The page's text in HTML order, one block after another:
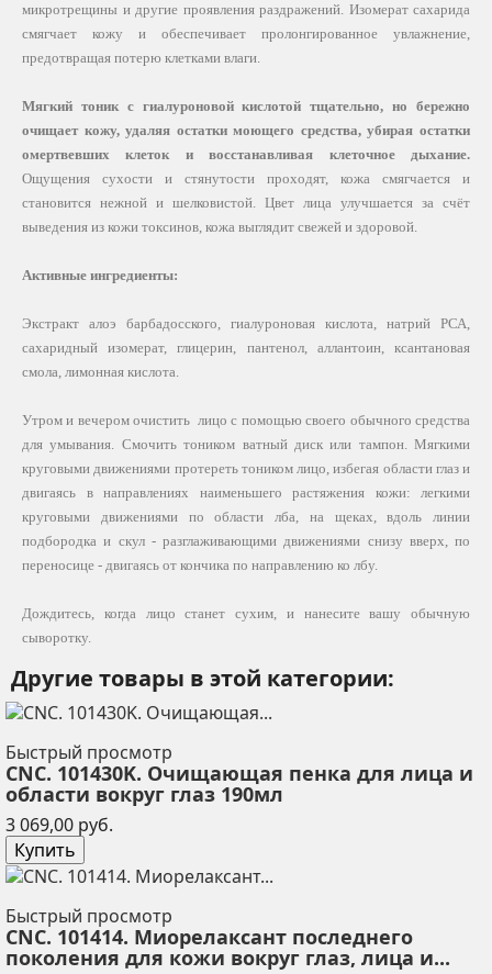
микротрещины и другие проявления раздражений. Изомерат сахарида
смягчает кожу и обеспечивает пролонгированное увлажнение,
предотвращая потерю клетками влаги.
Мягкий тоник с гиалуроновой кислотой тщательно, но бережно
очищает кожу, удаляя остатки моющего средства, убирая остатки
омертвевших клеток и восстанавливая клеточное дыхание.
Ощущения сухости и стянутости проходят, кожа смягчается и
становится нежной и шелковистой. Цвет лица улучшается за счёт
выведения из кожи токсинов, кожа выглядит свежей и здоровой.
Активные ингредиенты:
Экстракт алоэ барбадосского, гиалуроновая кислота, натрий РСА,
сахаридный изомерат, глицерин, пантенол, аллантоин, ксантановая
смола, лимонная кислота.
Утром и вечером очистить лицо с помощью своего обычного средства
для умывания. Смочить тоником ватный диск или тампон. Мягкими
круговыми движениями протереть тоником лицо, избегая области глаз и
двигаясь в направлениях наименьшего растяжения кожи: легкими
круговыми движениями по области лба, на щеках, вдоль линии
подбородка и скул - разглаживающими движениями снизу вверх, по
переносице - двигаясь от кончика по направлению ко лбу.
Дождитесь, когда лицо станет сухим, и нанесите вашу обычную
сыворотку.
Другие товары в этой категории:
Быстрый просмотр
CNC. 101430K. Очищающая пенка для лица и
области вокруг глаз 190мл
3 069,00 руб.
Купить
Быстрый просмотр
CNC. 101414. Миорелаксант последнего
поколения для кожи вокруг глаз, лица и...